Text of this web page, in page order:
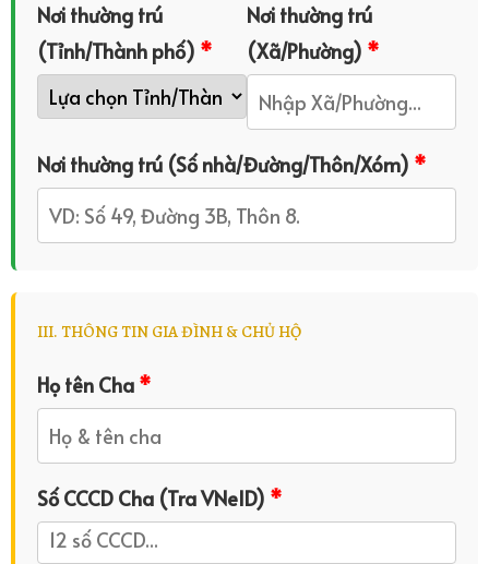
Nơi thường trú
(Tỉnh/Thành phố) *
Nơi thường trú
(Xã/Phường) *
Nơi thường trú (Số nhà/Đường/Thôn/Xóm) *
III. THÔNG TIN GIA ĐÌNH & CHỦ HỘ
Họ tên Cha *
Số CCCD Cha (Tra VNeID) *